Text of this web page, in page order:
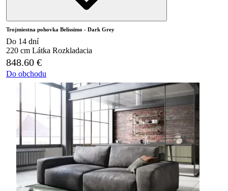
Trojmiestna pohovka Belissimo - Dark Grey
Do 14 dní
220 cm Látka Rozkladacia
848.60 €
Do obchodu